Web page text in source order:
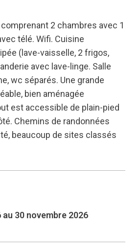
2 chambres avec 1
télé. Wifi. Cuisine
(lave-vaisselle, 2 frigos,
avec lave-linge. Salle
wc séparés. Une grande
bien aménagée
est accessible de plain-pied
Chemins de randonnées
beaucoup de sites classés
au 30 novembre 2026